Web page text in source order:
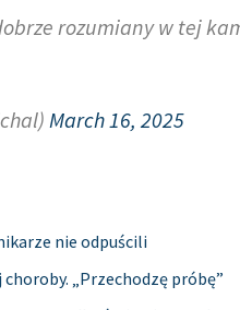
rozumiany w tej
March 16, 2025
nie odpuścili
choroby. „Przechodzę próbę”